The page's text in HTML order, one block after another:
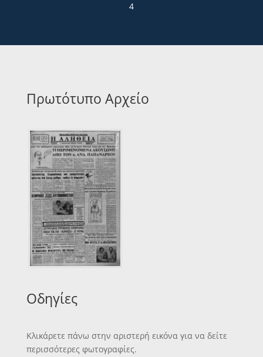
4
Πρωτότυπο Αρχείο
Οδηγίες
Κλικάρετε πάνω στην αριστερή εικόνα για να δείτε
περισσότερες φωτογραφίες.